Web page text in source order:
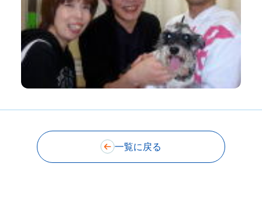
一覧に戻る